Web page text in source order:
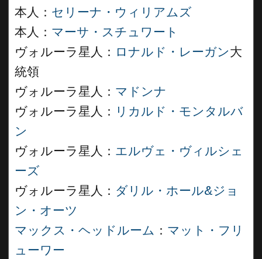
本人： セリーナ・ウィリアムズ
本人： マーサ・スチュワート
ヴォルーラ星人： ロナルド・レーガン大
統領
ヴォルーラ星人： マドンナ
ヴォルーラ星人： リカルド・モンタルバ
ン
ヴォルーラ星人： エルヴェ・ヴィルシェ
ーズ
ヴォルーラ星人： ダリル・ホール&ジョ
ン・オーツ
マックス・ヘッドルーム ： マット・フリ
ューワー